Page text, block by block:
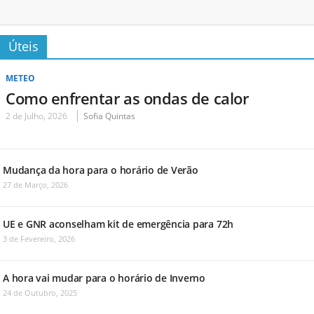
Úteis
METEO
Como enfrentar as ondas de calor
2 de Julho, 2026 Sofia Quintas
Mudança da hora para o horário de Verão
27 de Março, 2026
UE e GNR aconselham kit de emergência para 72h
3 de Fevereiro, 2026
A hora vai mudar para o horário de Inverno
24 de Outubro, 2025